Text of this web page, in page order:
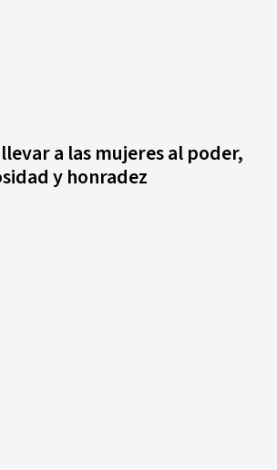
a las mujeres al poder,
y honradez